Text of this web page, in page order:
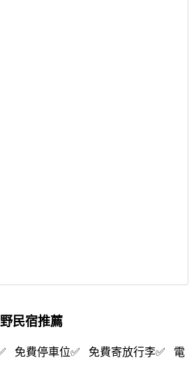
民宿推薦
免費停車位✅ 免費寄放行李✅ 電